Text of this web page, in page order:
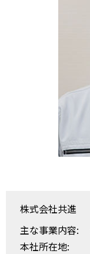
株式会社共進
主な事業内容:
本社所在地: